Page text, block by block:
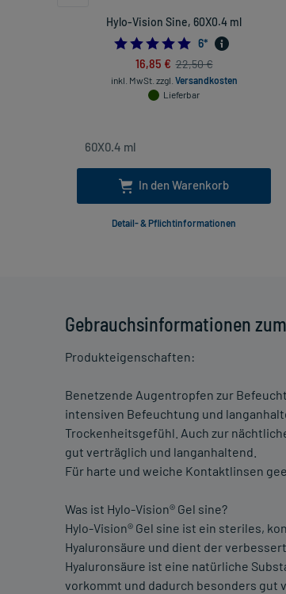
Gebrauchsinformationen
Produkteigenschaften:
Benetzende Augentropfen zur
intensiven Befeuchtung und
Trockenheitsgefühl. Auch zur
gut verträglich und langanhaltend.
Für harte und weiche Kontaktlinsen
Was ist Hylo-Vision® Gel sine?
Hylo-Vision® Gel sine ist ein steriles,
Hyaluronsäure und dient der
Hyaluronsäure ist eine natürliche
vorkommt und dadurch besonders gut
Hylo-Vision Sine, 60X0.4 ml
5.0
6*
16,85 € 22,50 €
inkl. MwSt. zzgl. Versandkosten
Lieferbar
In den Warenkorb
Detail- & Pflichtinformationen